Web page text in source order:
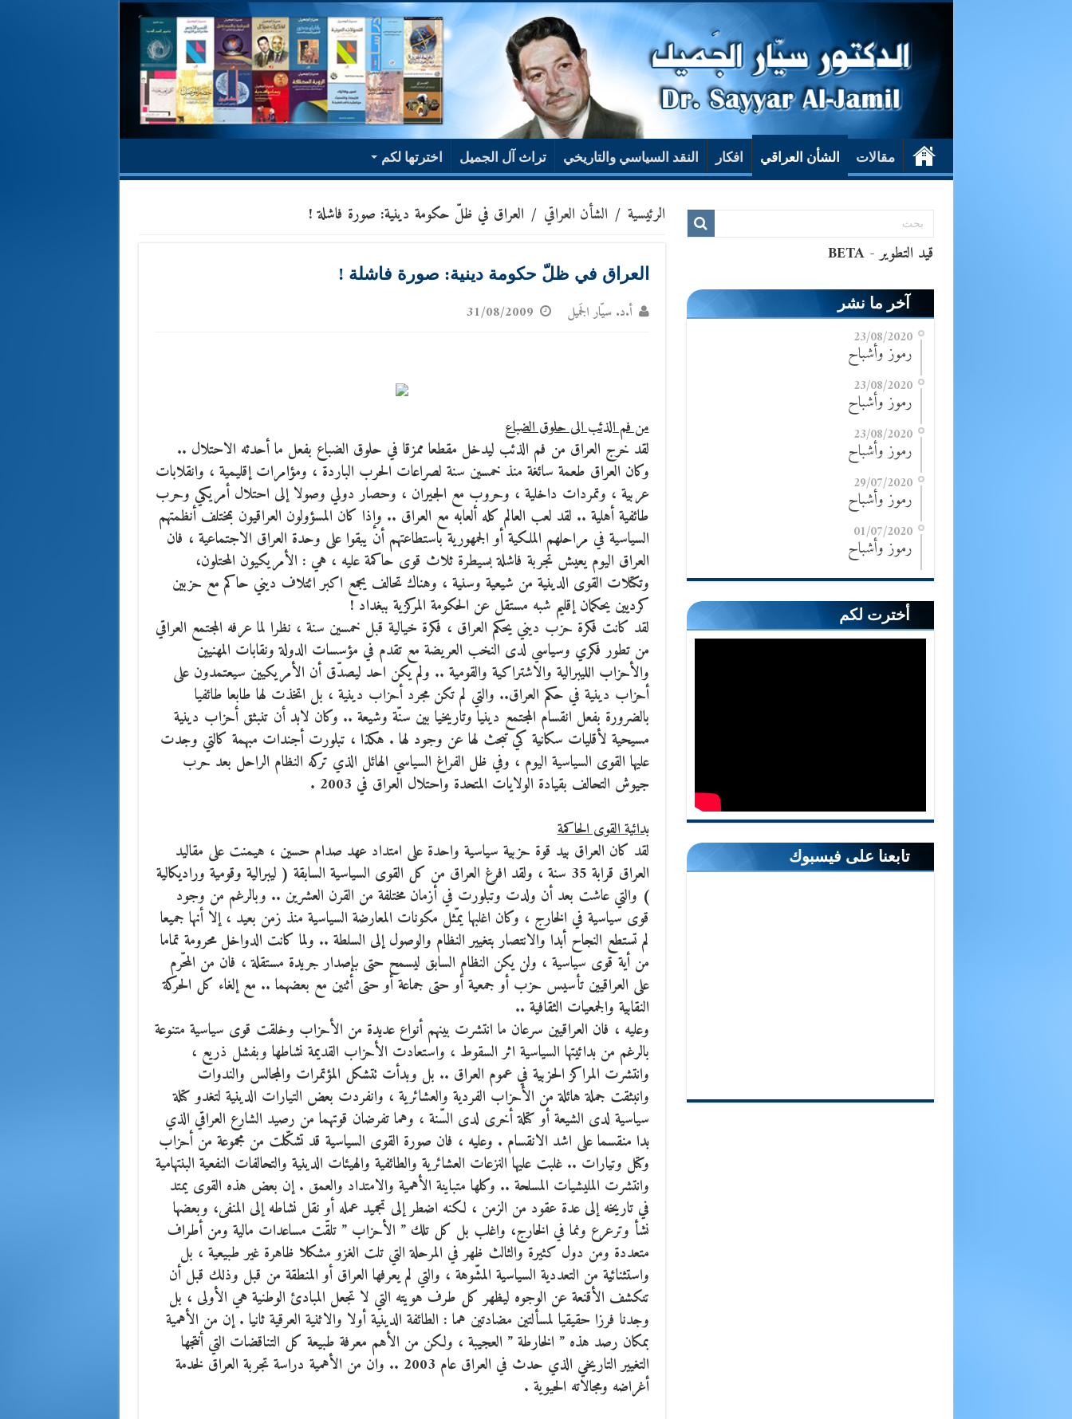
مقالات الشأن العراقي افكار النقد السياسي والتاريخي تراث آل الجميل اخترتها لكم
الرئيسية / الشأن العراقي / العراق في ظلّ حكومة دينية: صورة فاشلة !
العراق في ظلّ حكومة دينية: صورة فاشلة !
أ.د. سيّار الجَميل 31/08/2009
من فم الذئب الى حلوق الضباع
لقد خرج العراق من فم الذئب ليدخل مقطعا ممزقا في حلوق الضباع بفعل ما أحدثه الاحتلال ..
وكان العراق طعمة سائغة منذ خمسين سنة لصراعات الحرب الباردة ، ومؤامرات إقليمية ، وانقلابات
عربية ، وتمردات داخلية ، وحروب مع الجيران ، وحصار دولي وصولا إلى احتلال أمريكي وحرب
طائفية أهلية .. لقد لعب العالم كله ألعابه مع العراق .. وإذا كان المسؤولون العراقيون بمختلف أنظمتهم
السياسية في مراحلهم الملكية أو الجمهورية باستطاعتهم أن يبقوا على وحدة العراق الاجتماعية ، فان
العراق اليوم يعيش تجربة فاشلة بسيطرة ثلاث قوى حاكمة عليه ، هي : الأمريكيون المحتلون،
وتكتلات القوى الدينية من شيعية وسنية ، وهناك تحالف يجمع اكبر ائتلاف ديني حاكم مع حزبين
كرديين يحكمان إقليم شبه مستقل عن الحكومة المركزية ببغداد !
لقد كانت فكرة حزب ديني يحكم العراق ، فكرة خيالية قبل خمسين سنة ، نظرا لما عرفه المجتمع العراقي
من تطور فكري وسياسي لدى النخب العريضة مع تقدم في مؤسسات الدولة ونقابات المهنيين
والأحزاب الليبرالية والاشتراكية والقومية .. ولم يكن احد ليصدّق أن الأمريكيين سيعتمدون على
أحزاب دينية في حكم العراق.. والتي لم تكن مجرد أحزاب دينية ، بل اتخذت لها طابعا طائفيا
بالضرورة بفعل انقسام المجتمع دينيا وتاريخيا بين سنّة وشيعة .. وكان لابد أن تنبثق أحزاب دينية
مسيحية لأقليات سكانية كي تبحث لها عن وجود لها . هكذا ، تبلورت أجندات مبهمة كالتي وجدت
عليها القوى السياسية اليوم ، وفي ظل الفراغ السياسي الهائل الذي تركه النظام الراحل بعد حرب
جيوش التحالف بقيادة الولايات المتحدة واحتلال العراق في 2003 .
بدائية القوى الحاكمة
لقد كان العراق بيد قوة حزبية سياسية واحدة على امتداد عهد صدام حسين ، هيمنت على مقاليد
العراق قرابة 35 سنة ، ولقد افرغ العراق من كل القوى السياسية السابقة ( ليبرالية وقومية وراديكالية
) والتي عاشت بعد أن ولدت وتبلورت في أزمان مختلفة من القرن العشرين .. وبالرغم من وجود
قوى سياسية في الخارج ، وكان اغلبها يمّثل مكونات المعارضة السياسية منذ زمن بعيد ، إلا أنها جميعا
لم تستطع النجاح أبدا والانتصار بتغيير النظام والوصول إلى السلطة .. ولما كانت الدواخل محرومة تماما
من أية قوى سياسية ، ولن يكن النظام السابق ليسمح حتى بإصدار جريدة مستقلة ، فان من المحّرم
على العراقيين تأسيس حزب أو جمعية أو حتى جماعة أو حتى أثنين مع بعضهما .. مع إلغاء كل الحركة
النقابية والجمعيات الثقافية ..
وعليه ، فان العراقيين سرعان ما انتشرت بينهم أنواع عديدة من الأحزاب وخلقت قوى سياسية متنوعة
بالرغم من بدائيتها السياسية اثر السقوط ، واستعادت الأحزاب القديمة نشاطها وبفشل ذريع ،
وانتشرت المراكز الحزبية في عموم العراق .. بل وبدأت تتشكل المؤتمرات والمجالس والندوات
وانبثقت جملة هائلة من الأحزاب الفردية والعشائرية ، وانفردت بعض التيارات الدينية لتغدو كتلة
سياسية لدى الشيعة أو كتلة أخرى لدى السّنة ، وهما تفرضان قوتهما من رصيد الشارع العراقي الذي
بدا منقسما على اشد الانقسام . وعليه ، فان صورة القوى السياسية قد تشكّلت من مجموعة من أحزاب
وكتل وتيارات .. غلبت عليها النزعات العشائرية والطائفية والهيئات الدينية والتحالفات النفعية البنتهامية
وانتشرت المليشيات المسلحة .. وكلها متباينة الأهمية والامتداد والعمق . إن بعض هذه القوى يمتد
في تاريخه إلى عدة عقود من الزمن ، لكنه اضطر إلى تجميد عمله أو نقل نشاطه إلى المنفى، وبعضها
نشأ وترعرع ونما في الخارج، واغلب بل كل تلك ” الأحزاب ” تلقّت مساعدات مالية ومن أطراف
متعددة ومن دول كثيرة والثالث ظهر في المرحلة التي تلت الغزو مشكلا ظاهرة غير طبيعية ، بل
واستثنائية من التعددية السياسية المشّوهة ، والتي لم يعرفها العراق أو المنطقة من قبل وذلك قبل أن
تنكشف الأقنعة عن الوجوه ليظهر كل طرف هويته التي لا تجعل المبادئ الوطنية هي الأولى ، بل
وجدنا فرزا حقيقيا لمسألتين مضادتين هما : الطائفة الدينية أولا والاثنية العرقية ثانيا . إن من الأهمية
بمكان رصد هذه ” الخارطة ” العجيبة ، ولكن من الأهم معرفة طبيعة كل التناقضات التي أنتجها
التغيير التاريخي الذي حدث في العراق عام 2003 .. وان من الأهمية دراسة تجربة العراق لخدمة
أغراضه ومجالاته الحيوية .
آخر ما نشر
23/08/2020
رموز وأشباح
23/08/2020
رموز وأشباح
23/08/2020
رموز وأشباح
29/07/2020
رموز وأشباح
01/07/2020
رموز وأشباح
أخترت لكم
تابعنا على فيسبوك